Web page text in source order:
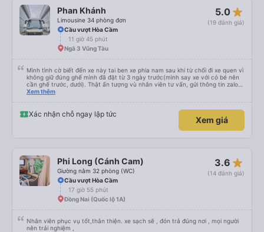
ngồi cực kỳ thoải mái; cuối cùng tôi ngủ thẳng giấc từ 11 giờ đêm cho đến khi
đến Sài Gòn. Nhưng có ba điểm trừ: - Xe buýt đưa đón thứ hai rõ ràng là
không an toàn (xem ảnh) - Ghế của tôi bị kẹt ở chế độ ngả lưng / không thể
ngồi thẳng dậy - Tài xế ban ngày bật nhạc rock với âm lượng rất lớn. May
mắn là anh ấy đã tắt loa phía sau khi được yêu cầu, nhưng hãy cẩn thận nếu
bạn chọn chỗ ngồi phía trước. Nhìn chung, tôi vẫn sẽ sử dụng dịch vụ này
nếu giá cả phải chăng.
Phan Khánh
Limousine 34 phòng đơn
5.0 star_rate
(19 đánh giá)
Cầu vượt Hòa Cầm
11 giờ 45 phút
Ngã 3 Vũng Tàu
Mình tình cờ biết đến xe này tai ben xe phia nam sau khi từ chối đi xe quen vì
không giữ đúng ghế mình đã đặt từ 3 ngày trước(mình say xe với có bé nên
cần ghế trước, dưới). Thật ấn tượng vù nhân viên tư vấn, gửi thông tin zalo
rõ ràng, chuyên nghiệp. Đi đúng giờ, xe mới toanh, sạch sẽ thơm tho, buồng
các anh tài và lơ cũng cực dễ thương, tâm lý. 10 điểm không nhưng. Mình sẽ
lưu lại để giới thiệu người nhà, bạn bè đi xe này. ưng hết sức. Giờ thấy may
Xem thêm
Xác nhận chỗ ngay lập tức
Xem giá
Phi Long (Cánh Cam)
Giường nằm 32 phòng (WC)
3.6 star_rate
(14 đánh giá)
Cầu vượt Hòa Cầm
17 giờ 55 phút
Đồng Nai (Quốc lộ 1A)
Nhân viên phục vụ tốt,thân thiện. xe sạch sẽ , đón trả đúng nơi , mọi người
nên trải nghiệm ,